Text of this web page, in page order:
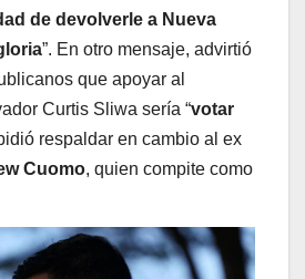
de devolverle a Nueva
”. En otro mensaje, advirtió
que apoyar al
Curtis Sliwa sería “votar
respaldar en cambio al ex
Cuomo, quien compite como